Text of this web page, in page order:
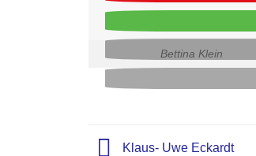
Bettina Klein
Klaus- Uwe Eckardt